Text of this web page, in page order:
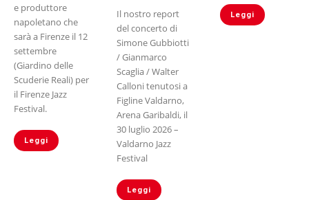
e produttore
napoletano che
sarà a Firenze il 12
settembre
(Giardino delle
Scuderie Reali) per
il Firenze Jazz
Festival.
Leggi
Il nostro report
del concerto di
Simone Gubbiotti
/ Gianmarco
Scaglia / Walter
Calloni tenutosi a
Figline Valdarno,
Arena Garibaldi, il
30 luglio 2026 –
Valdarno Jazz
Festival
Leggi
Leggi